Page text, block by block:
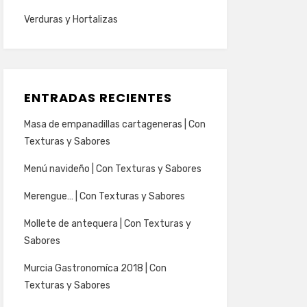
Verduras y Hortalizas
ENTRADAS RECIENTES
Masa de empanadillas cartageneras | Con
Texturas y Sabores
Menú navideño | Con Texturas y Sabores
Merengue… | Con Texturas y Sabores
Mollete de antequera | Con Texturas y
Sabores
Murcia Gastronomíca 2018 | Con
Texturas y Sabores